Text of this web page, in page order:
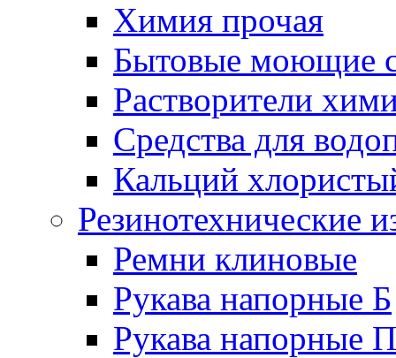
Химия прочая
Бытовые моющие
Растворители
Средства для
Кальций
Резинотехнические
Ремни клиновые
Рукава напорные Б
Рукава напорные П